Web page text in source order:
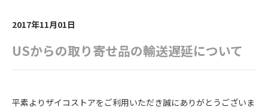
2017年11月01日
USからの取り寄せ品の輸送遅延について
平素よりザイコストアをご利用いただき誠にありがとうございま